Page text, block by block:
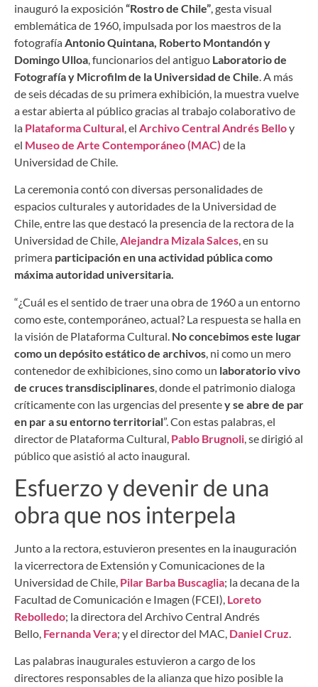
inauguró la exposición “Rostro de Chile” , gesta visual
emblemática de 1960, impulsada por los maestros de la
fotografía Antonio Quintana, Roberto Montandón y
Domingo Ulloa , funcionarios del antiguo Laboratorio de
Fotografía y Microfilm de la Universidad de Chile . A más
de seis décadas de su primera exhibición, la muestra vuelve
a estar abierta al público gracias al trabajo colaborativo de
la Plataforma Cultural , el Archivo Central Andrés Belloy
el Museo de Arte Contemporáneo (MAC) de la
Universidad de Chile.
La ceremonia contó con diversas personalidades de
espacios culturales y autoridades de la Universidad de
Chile, entre las que destacó la presencia de la rectora de la
Universidad de Chile,Alejandra Mizala Salces, en su
primera participación en una actividad pública como
máxima autoridad universitaria.
“¿Cuál es el sentido de traer una obra de 1960 a un entorno
como este, contemporáneo, actual? La respuesta se halla en
la visión de Plataforma Cultural. No concebimos este lugar
como un depósito estático de archivos , ni como un mero
contenedor de exhibiciones, sino como un laboratorio vivo
de cruces transdisciplinares , donde el patrimonio dialoga
críticamente con las urgencias del presentey se abre de par
en par a su entorno territorial”. Con estas palabras, el
director de Plataforma Cultural, Pablo Brugnoli , se dirigió al
público que asistió al acto inaugural.
Esfuerzo y devenir de una
obra que nos interpela
Junto a la rectora, estuvieron presentes en la inauguración
la vicerrectora de Extensión y Comunicaciones de la
Universidad de Chile, Pilar Barba Buscaglia; la decana de la
Facultad de Comunicación e Imagen (FCEI), Loreto
Rebolledo; la directora del Archivo Central Andrés
Bello, Fernanda Vera; y el director del MAC, Daniel Cruz.
Las palabras inaugurales estuvieron a cargo de los
directores responsables de la alianza que hizo posible la